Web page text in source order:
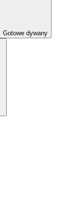
Gotowe dywany